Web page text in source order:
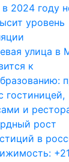
2024 году
уровень
улица в
к
гостиницей,
и
рост
в